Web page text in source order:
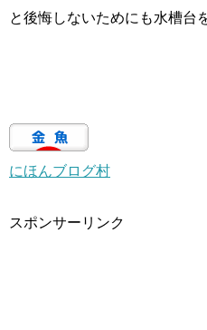
と後悔しないためにも水槽台
にほんブログ村
スポンサーリンク